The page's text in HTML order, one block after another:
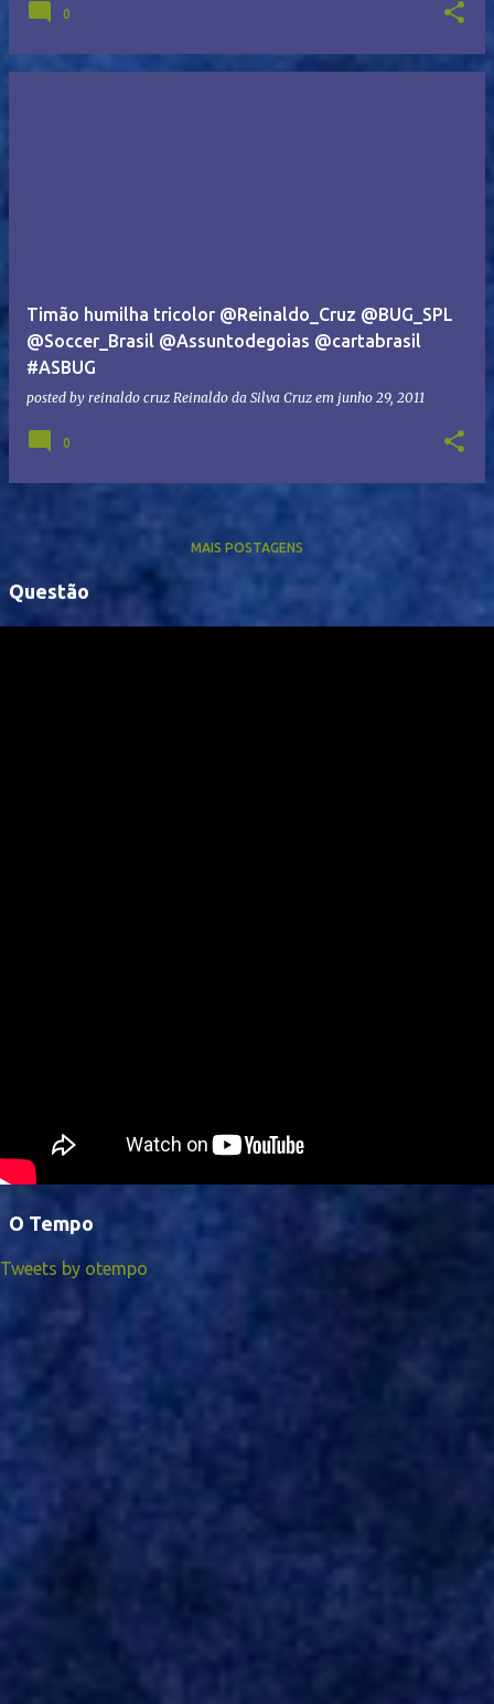
0
Timão humilha tricolor @Reinaldo_Cruz @BUG_SPL
@Soccer_Brasil @Assuntodegoias @cartabrasil
#ASBUG
posted by reinaldo cruz Reinaldo da Silva Cruz em junho 29, 2011
0
MAIS POSTAGENS
Questão
O Tempo
Tweets by otempo